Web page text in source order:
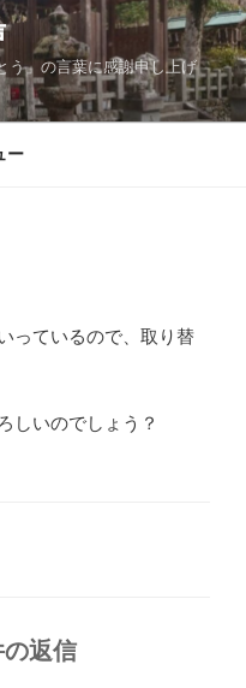
」の言葉に感謝申し上げ
ー
っているので、取り替
しいのでしょう？
返信